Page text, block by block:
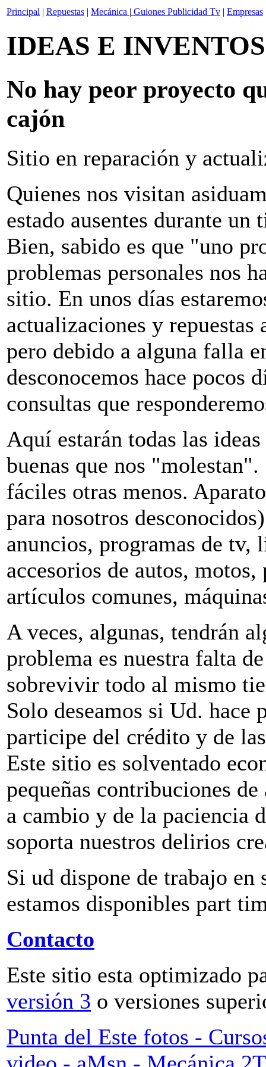
Principal | Repuestas | Mecánica | Guiones Publicidad Tv | Empresas
IDEAS E INVENTOS
No hay peor proyecto
cajón
Sitio en reparación y
Quienes nos visitan
estado ausentes durante un
Bien, sabido es que "uno
problemas personales nos
sitio. En unos días
actualizaciones y repuestas
pero debido a alguna falla
desconocemos hace pocos
consultas que
Aquí estarán todas las
buenas que nos
fáciles otras menos.
para nosotros desconocidos
anuncios, programas de tv,
accesorios de autos,
artículos comunes,
A veces, algunas, tendrán
problema es nuestra falta
sobrevivir todo al mismo
Solo deseamos si Ud. hace
participe del crédito y de
Este sitio es solventado
pequeñas contribuciones
a cambio y de la paciencia
soporta nuestros delirios
Si ud dispone de trabajo en
estamos disponibles part
Contacto
Este sitio esta optimizado
versión 3 o versiones
Punta del Este fotos -